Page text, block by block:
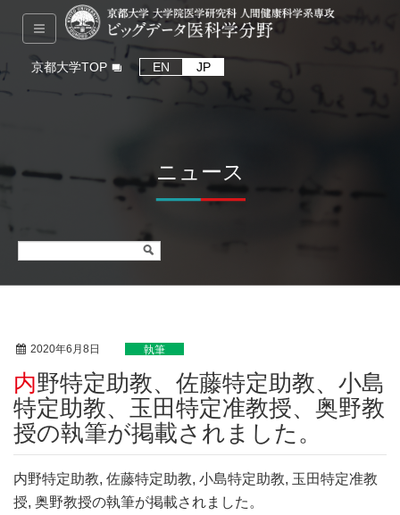
京都大学TOP EN JP
ニュース
2020年6月8日 執筆
内野特定助教、佐藤特定助教、小島
特定助教、玉田特定准教授、奥野教
授の執筆が掲載されました。
内野特定助教, 佐藤特定助教, 小島特定助教, 玉田特定准教
授, 奥野教授の執筆が掲載されました。